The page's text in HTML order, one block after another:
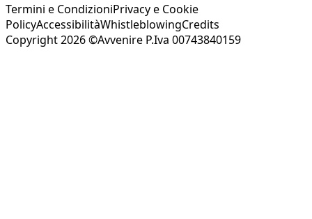
Termini e CondizioniPrivacy e Cookie
PolicyAccessibilitàWhistleblowingCredits
Copyright 2026 ©Avvenire P.Iva 00743840159